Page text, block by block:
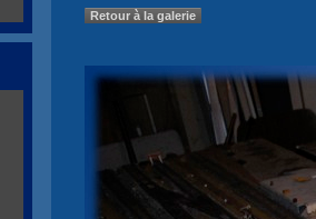
Retour à la galerie